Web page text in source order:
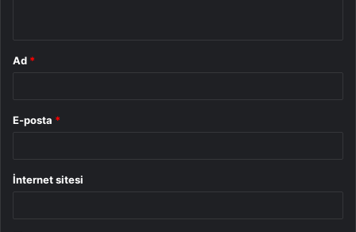
Ad *
E-posta *
İnternet sitesi